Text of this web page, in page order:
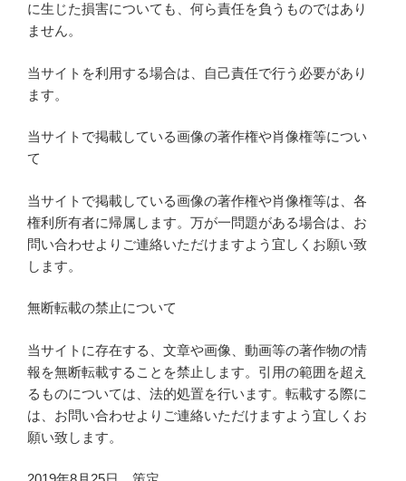
に生じた損害についても、何ら責任を負うものではあり
ません。
当サイトを利用する場合は、自己責任で行う必要があり
ます。
当サイトで掲載している画像の著作権や肖像権等につい
て
当サイトで掲載している画像の著作権や肖像権等は、各
権利所有者に帰属します。万が一問題がある場合は、お
問い合わせよりご連絡いただけますよう宜しくお願い致
します。
無断転載の禁止について
当サイトに存在する、文章や画像、動画等の著作物の情
報を無断転載することを禁止します。引用の範囲を超え
るものについては、法的処置を行います。転載する際に
は、お問い合わせよりご連絡いただけますよう宜しくお
願い致します。